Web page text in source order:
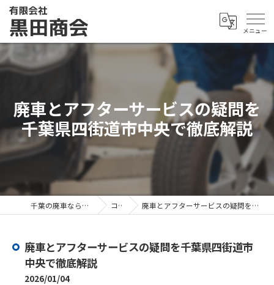
廃車とアフターサービスの疑問を
千葉県四街道市中央で徹底解説
千葉の廃車なら有限会社黒田商会 コラム 廃車とアフターサービスの疑問を千葉県四街道市中央で徹底解説
廃車とアフターサービスの疑問を千葉県四街道市
中央で徹底解説
2026/01/04